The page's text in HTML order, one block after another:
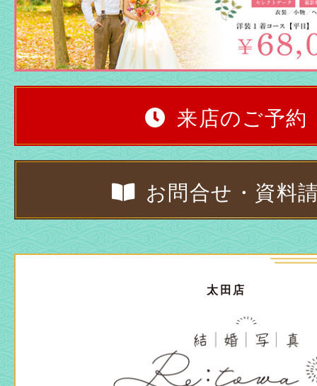
来店のご予約
お問合せ・資料
太田店